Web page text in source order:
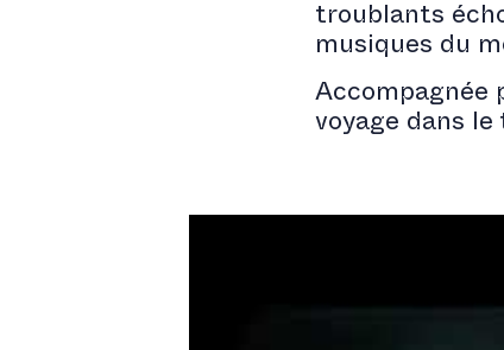
troublants
musiques du
Accompagnée
voyage dans le